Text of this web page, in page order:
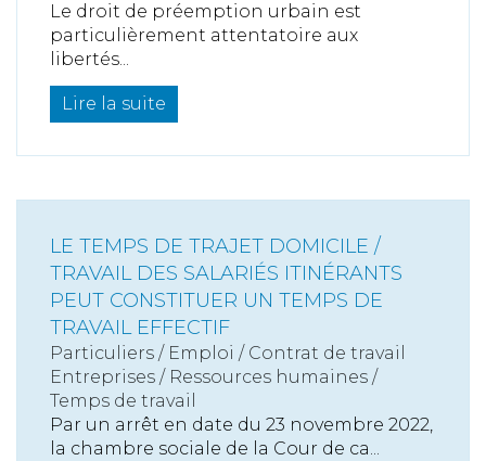
Le droit de préemption urbain est
particulièrement attentatoire aux
libertés...
Lire la suite
LE TEMPS DE TRAJET DOMICILE /
TRAVAIL DES SALARIÉS ITINÉRANTS
PEUT CONSTITUER UN TEMPS DE
TRAVAIL EFFECTIF
Particuliers / Emploi / Contrat de travail
Entreprises / Ressources humaines /
Temps de travail
Par un arrêt en date du 23 novembre 2022,
la chambre sociale de la Cour de ca...